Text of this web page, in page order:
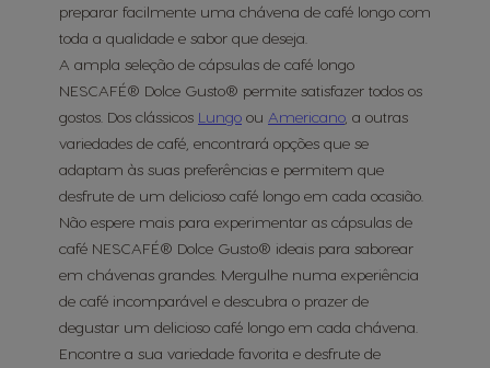
preparar facilmente uma chávena de café longo com
toda a qualidade e sabor que deseja.
A ampla seleção de cápsulas de café longo
NESCAFÉ® Dolce Gusto® permite satisfazer todos os
gostos. Dos clássicos Lungo ou Americano, a outras
variedades de café, encontrará opções que se
adaptam às suas preferências e permitem que
desfrute de um delicioso café longo em cada ocasião.
Não espere mais para experimentar as cápsulas de
café NESCAFÉ® Dolce Gusto® ideais para saborear
em chávenas grandes. Mergulhe numa experiência
de café incomparável e descubra o prazer de
degustar um delicioso café longo em cada chávena.
Encontre a sua variedade favorita e desfrute de